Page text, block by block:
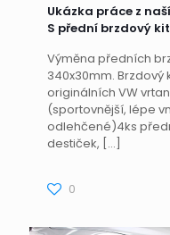
Ukázka práce z
S přední brzdový kit
Výměna předních
340x30mm.
originálních VW
(sportovnější, lépe
odlehčené)4ks
destiček, […]
0